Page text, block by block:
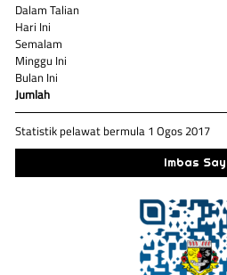
Dalam Talian
Hari Ini
Semalam
Minggu Ini
Bulan Ini
Jumlah
Statistik pelawat bermula 1 Ogos 2017
Imbas